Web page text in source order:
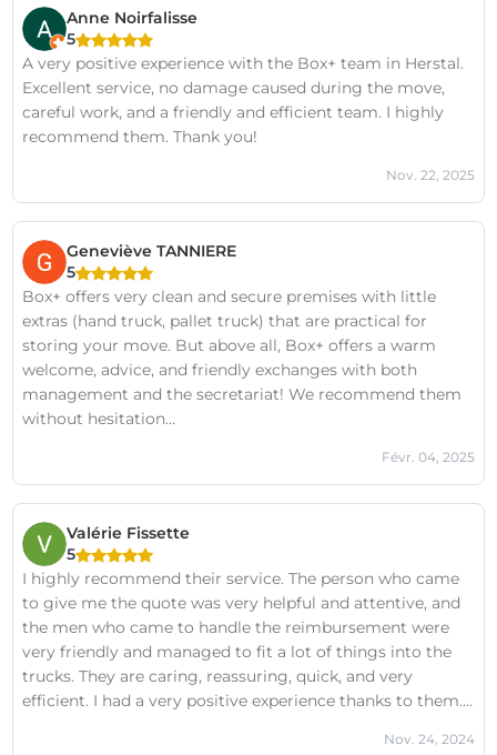
Anne Noirfalisse
5
A very positive experience with the Box+ team in Herstal.
Excellent service, no damage caused during the move,
careful work, and a friendly and efficient team. I highly
recommend them. Thank you!
Nov. 22, 2025
Geneviève TANNIERE
5
Box+ offers very clean and secure premises with little
extras (hand truck, pallet truck) that are practical for
storing your move. But above all, Box+ offers a warm
welcome, advice, and friendly exchanges with both
management and the secretariat! We recommend them
without hesitation...
Févr. 04, 2025
Valérie Fissette
5
I highly recommend their service. The person who came
to give me the quote was very helpful and attentive, and
the men who came to handle the reimbursement were
very friendly and managed to fit a lot of things into the
trucks. They are caring, reassuring, quick, and very
efficient. I had a very positive experience thanks to them.
Nov. 24, 2024